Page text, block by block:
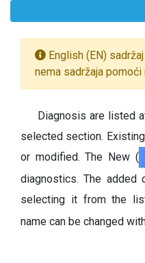
English (EN)
nema sadržaja
Diagnosis are listed
selected section.
or modified. The New (
diagnostics. The added
selecting it from the
name can be changed